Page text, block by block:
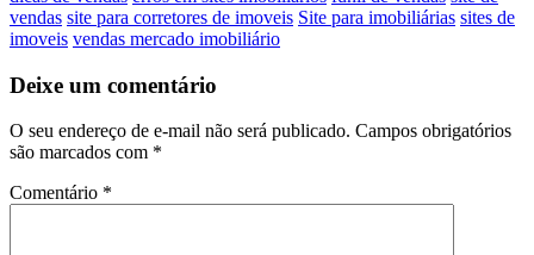
vendas site para corretores de imoveis Site para imobiliárias sites de
imoveis vendas mercado imobiliário
Deixe um comentário
O seu endereço de e-mail não será publicado. Campos obrigatórios
são marcados com *
Comentário *